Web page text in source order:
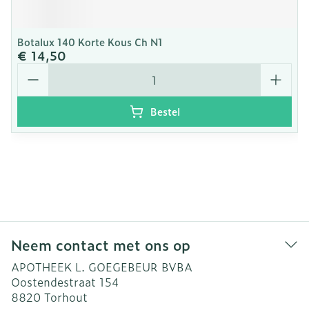
Botalux 140 Korte Kous Ch N1
€ 14,50
Aantal
Bestel
Neem contact met ons op
APOTHEEK L. GOEGEBEUR BVBA
Oostendestraat 154
8820 Torhout